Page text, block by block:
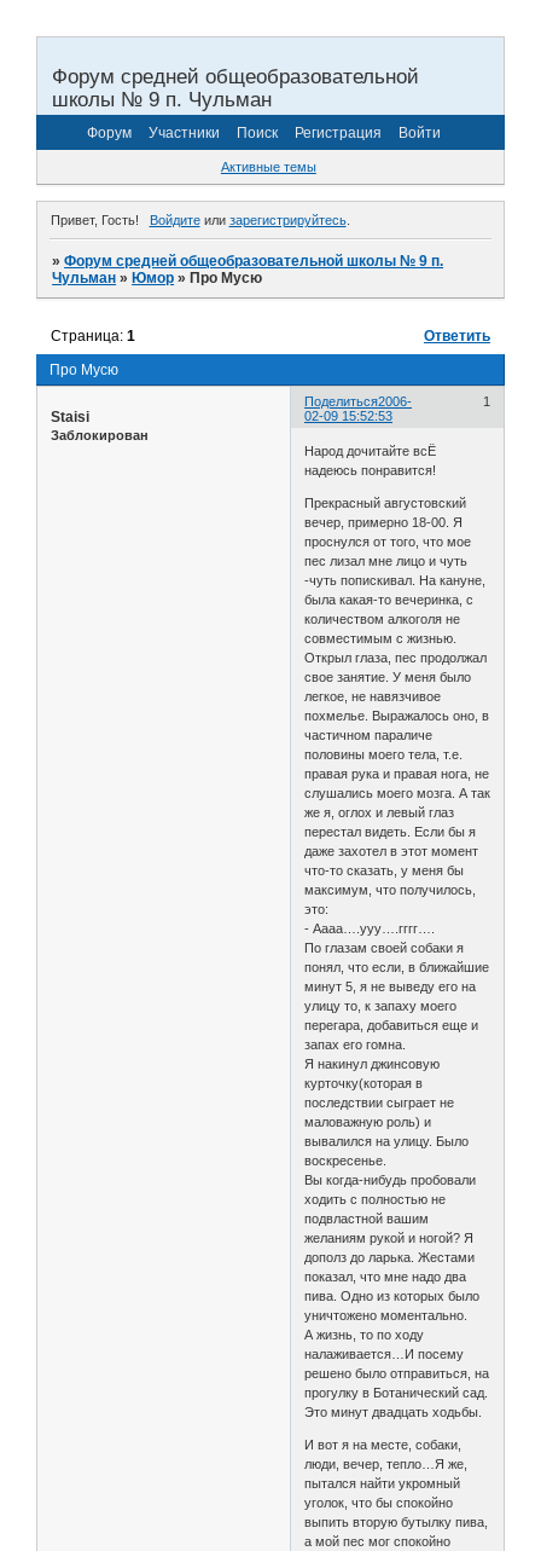
Форум средней общеобразовательной
школы № 9 п. Чульман
Форум Участники Поиск Регистрация Войти
Активные темы
Привет, Гость! Войдитеили зарегистрируйтесь.
»Форум средней общеобразовательной школы № 9 п.
Чульман »Юмор »Про Мусю
Про Мусю
Страница:1 Ответить
Поделиться 1
2006-
02-09 15:52:53
Staisi
Заблокирован
Народ дочитайте всЁ
надеюсь понравится!
Прекрасный августовский
вечер, примерно 18-00. Я
проснулся от того, что мое
пес лизал мне лицо и чуть
-чуть попискивал. На кануне,
была какая-то вечеринка, с
количеством алкоголя не
совместимым с жизнью.
Открыл глаза, пес продолжал
свое занятие. У меня было
легкое, не навязчивое
похмелье. Выражалось оно, в
частичном параличе
половины моего тела, т.е.
правая рука и правая нога, не
слушались моего мозга. А так
же я, оглох и левый глаз
перестал видеть. Если бы я
даже захотел в этот момент
что-то сказать, у меня бы
максимум, что получилось,
это:
- Аааа….ууу….гггг….
По глазам своей собаки я
понял, что если, в ближайшие
минут 5, я не выведу его на
улицу то, к запаху моего
перегара, добавиться еще и
запах его гомна.
Я накинул джинсовую
курточку(которая в
последствии сыграет не
маловажную роль) и
вывалился на улицу. Было
воскресенье.
Вы когда-нибудь пробовали
ходить с полностью не
подвластной вашим
желаниям рукой и ногой? Я
дополз до ларька. Жестами
показал, что мне надо два
пива. Одно из которых было
уничтожено моментально.
А жизнь, то по ходу
налаживается…И посему
решено было отправиться, на
прогулку в Ботанический сад.
Это минут двадцать ходьбы.
И вот я на месте, собаки,
люди, вечер, тепло…Я же,
пытался найти укромный
уголок, что бы спокойно
выпить вторую бутылку пива,
а мой пес мог спокойно